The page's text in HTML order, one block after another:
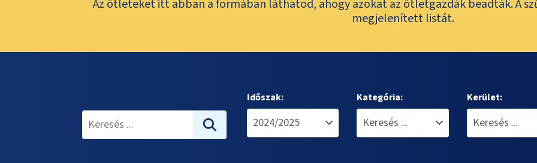
Az ötleteket itt abban a formában láthatod, ahogy azokat az ötletgazdák beadták. A
megjelenített listát.
Időszak: Kategória: Kerület: